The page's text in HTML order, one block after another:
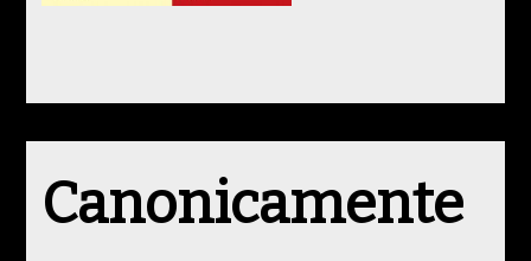
Canonicamente